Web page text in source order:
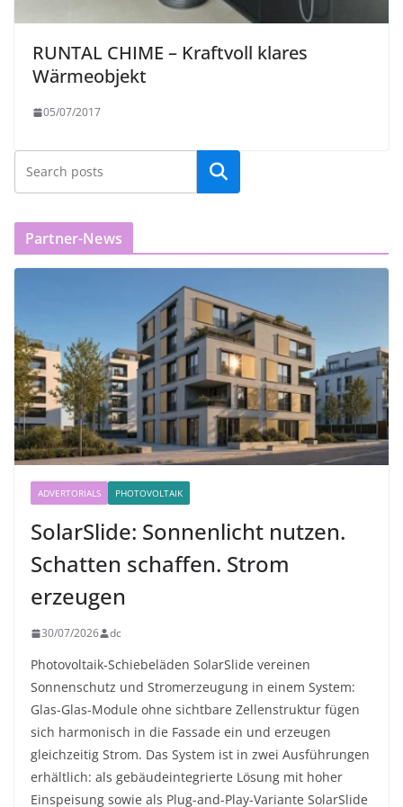
RUNTAL CHIME – Kraftvoll klares
Wärmeobjekt
05/07/2017
Partner-News
ADVERTORIALS PHOTOVOLTAIK
SolarSlide: Sonnenlicht nutzen.
Schatten schaffen. Strom
erzeugen
30/07/2026 dc
Photovoltaik-Schiebeläden SolarSlide vereinen
Sonnenschutz und Stromerzeugung in einem System:
Glas-Glas-Module ohne sichtbare Zellenstruktur fügen
sich harmonisch in die Fassade ein und erzeugen
gleichzeitig Strom. Das System ist in zwei Ausführungen
erhältlich: als gebäudeintegrierte Lösung mit hoher
Einspeisung sowie als Plug-and-Play-Variante SolarSlide